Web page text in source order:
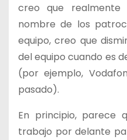
creo que
nombre de los
equipo, creo que
del equipo cuando es
(por ejemplo,
pasado).
En principio, parece
trabajo por delante